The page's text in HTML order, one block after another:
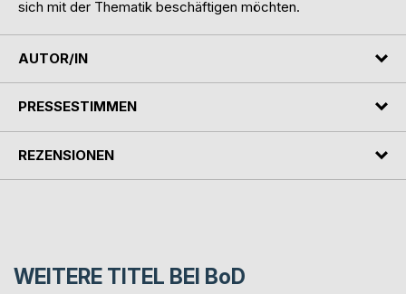
sich mit der Thematik beschäftigen möchten.
AUTOR/IN
PRESSESTIMMEN
REZENSIONEN
WEITERE TITEL BEI BoD